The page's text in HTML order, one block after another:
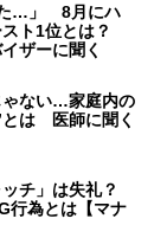
た…」 8月にハ
スト1位とは？
ザーに聞く
ゃない…家庭内の
とは 医師に聞く
ッチ」は失礼？
行為とは【マナ